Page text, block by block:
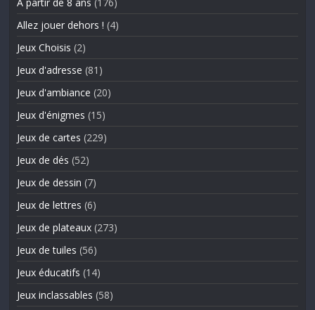
A partir de 8 ans (176)
Allez jouer dehors ! (4)
Jeux Choisis (2)
Jeux d'adresse (81)
Jeux d'ambiance (20)
Jeux d'énigmes (15)
Jeux de cartes (229)
Jeux de dés (52)
Jeux de dessin (7)
Jeux de lettres (6)
Jeux de plateaux (273)
Jeux de tuiles (56)
Jeux éducatifs (14)
Jeux inclassables (58)